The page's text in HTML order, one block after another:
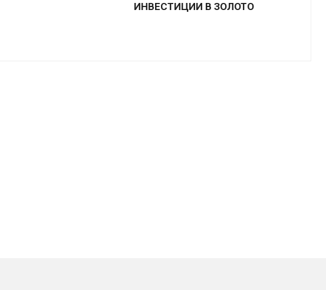
ИНВЕСТИЦИИ В ЗОЛОТО